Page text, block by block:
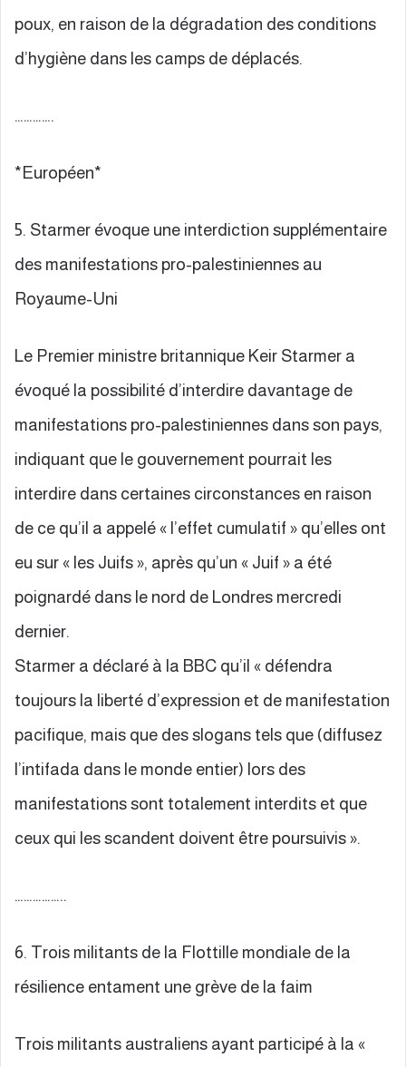
poux, en raison de la dégradation des conditions
d’hygiène dans les camps de déplacés.
………….
*Européen*
5. Starmer évoque une interdiction supplémentaire
des manifestations pro-palestiniennes au
Royaume-Uni
Le Premier ministre britannique Keir Starmer a
évoqué la possibilité d’interdire davantage de
manifestations pro-palestiniennes dans son pays,
indiquant que le gouvernement pourrait les
interdire dans certaines circonstances en raison
de ce qu’il a appelé « l’effet cumulatif » qu’elles ont
eu sur « les Juifs », après qu’un « Juif » a été
poignardé dans le nord de Londres mercredi
dernier.
Starmer a déclaré à la BBC qu’il « défendra
toujours la liberté d’expression et de manifestation
pacifique, mais que des slogans tels que (diffusez
l’intifada dans le monde entier) lors des
manifestations sont totalement interdits et que
ceux qui les scandent doivent être poursuivis ».
……………..
6. Trois militants de la Flottille mondiale de la
résilience entament une grève de la faim
Trois militants australiens ayant participé à la «